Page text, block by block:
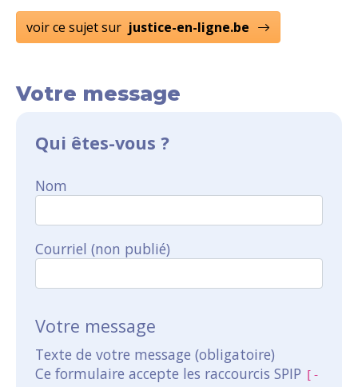
voir ce sujet sur justice-en-ligne.be
Votre message
Qui êtes-vous ?
Nom
Courriel (non publié)
Votre message
Texte de votre message (obligatoire)
Ce formulaire accepte les raccourcis SPIP [-